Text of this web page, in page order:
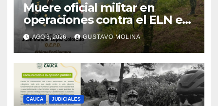
Muere oficial militar en
operaciones contra el ELN en
el sur del Cauca
AGO 3, 2026 GUSTAVO MOLINA
CAUCA JUDICIALES